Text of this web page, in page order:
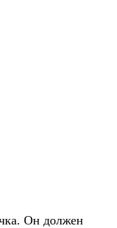
Он должен